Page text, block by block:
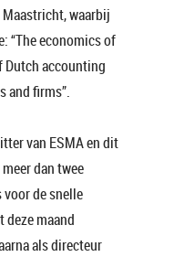
waarbij
“The economics of
accounting
and firms”.
van ESMA en dit
dan twee
de snelle
deze maand
als directeur